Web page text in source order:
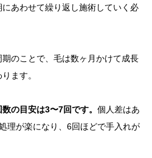
あわせて繰り返し施術していく必
のことで、毛は数ヶ月かけて成長
ます。
の目安は3〜7回です。 個人差はあ
理が楽になり、6回ほどで手入れが